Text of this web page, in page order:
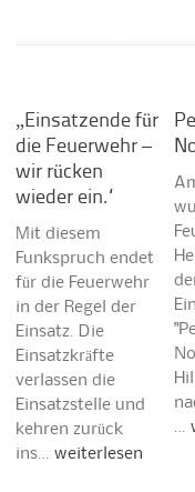
„Einsatzende für
die Feuerwehr –
wir rücken
wieder ein.“
Mit diesem
Funkspruch endet
für die Feuerwehr
in der Regel der
Einsatz. Die
Einsatzkräfte
verlassen die
Einsatzstelle und
kehren zurück
ins…weiterlesen
…